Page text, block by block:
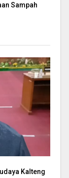
Sampah
Kalteng